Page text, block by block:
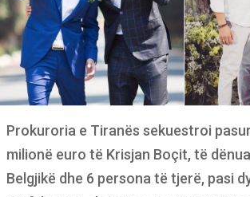
Prokuroria e Tiranës sekuestroi
milionë euro të Krisjan Boçit, të
Belgjikë dhe 6 persona të tjerë, pasi